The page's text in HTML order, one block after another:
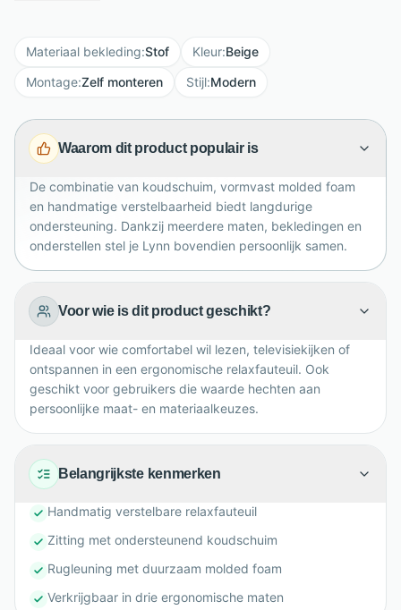
verstelbaarheid pas je de zithouding eenvoudig aan
voor lezen, televisie kijken of rusten. Kies uit
ergonomische maten om Lynn op jouw lichaam en
interieur af te stemmen. Het getoonde model in lichte
relaxstoel voor dagelijks ontspannen, met duurzame
materialen en een verzorgde afwerking in iedere
woonkamer.
Materiaal bekleding:Stof Kleur:Beige
Montage:Zelf monteren Stijl:Modern
Waarom dit product populair is
De combinatie van koudschuim, vormvast molded foam
en handmatige verstelbaarheid biedt langdurige
ondersteuning. Dankzij meerdere maten, bekledingen en
onderstellen stel je Lynn bovendien persoonlijk samen.
Voor wie is dit product geschikt?
Ideaal voor wie comfortabel wil lezen, televisiekijken of
ontspannen in een ergonomische relaxfauteuil. Ook
geschikt voor gebruikers die waarde hechten aan
persoonlijke maat- en materiaalkeuzes.
Belangrijkste kenmerken
Handmatig verstelbare relaxfauteuil
Zitting met ondersteunend koudschuim
Rugleuning met duurzaam molded foam
Verkrijgbaar in drie ergonomische maten